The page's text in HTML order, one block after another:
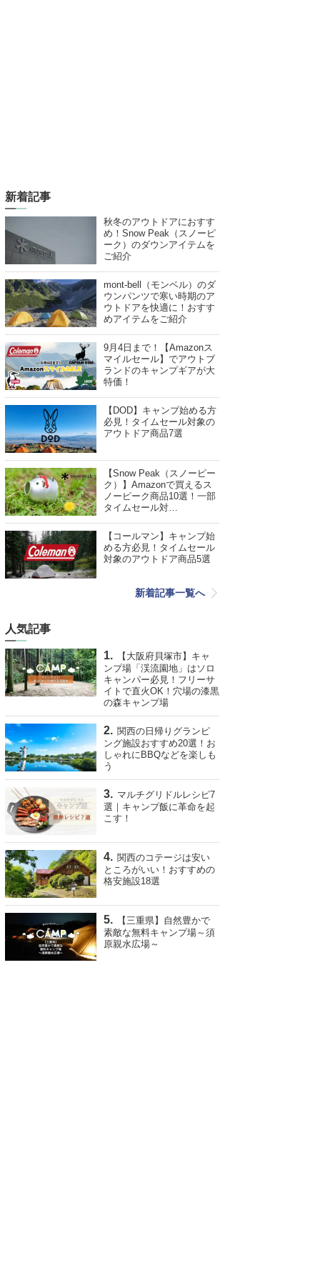
新着記事
秋冬のアウトドアにおすす
め！Snow Peak（スノーピ
ーク）のダウンアイテムを
ご紹介
mont-bell（モンベル）のダ
ウンパンツで寒い時期のア
ウトドアを快適に！おすす
めアイテムをご紹介
9月4日まで！【Amazonス
マイルセール】でアウトブ
ランドのキャンプギアが大
特価！
【DOD】キャンプ始める方
必見！タイムセール対象の
アウトドア商品7選
【Snow Peak（スノーピー
ク）】Amazonで買えるス
ノーピーク商品10選！一部
タイムセール対…
【コールマン】キャンプ始
める方必見！タイムセール
対象のアウトドア商品5選
新着記事一覧へ
人気記事
【大阪府貝塚市】キャ
ンプ場「渓流園地」はソロ
キャンパー必見！フリーサ
イトで直火OK！穴場の漆黒
の森キャンプ場
関西の日帰りグランピ
ング施設おすすめ20選！お
しゃれにBBQなどを楽しも
う
マルチグリドルレシピ7
選｜キャンプ飯に革命を起
こす！
関西のコテージは安い
ところがいい！おすすめの
格安施設18選
【三重県】自然豊かで
素敵な無料キャンプ場～須
原親水広場～